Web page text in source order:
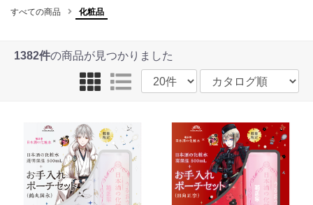
すべての商品 化粧品
1382件の商品が見つかりました